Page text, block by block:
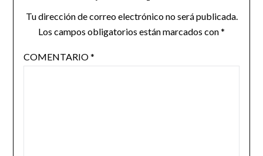
Tu dirección de correo electrónico no será publicada.
Los campos obligatorios están marcados con*
COMENTARIO*